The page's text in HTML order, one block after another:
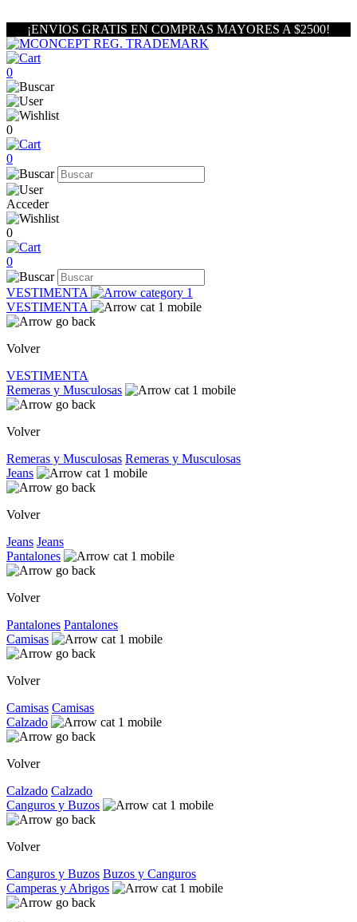
¡ENVIOS GRATIS EN COMPRAS MAYORES A $2500!
0
0
0
Acceder
0
0
VESTIMENTA
VESTIMENTA
Volver
VESTIMENTA
Remeras y Musculosas
Volver
Remeras y Musculosas Remeras y Musculosas
Jeans
Volver
Jeans Jeans
Pantalones
Volver
Pantalones Pantalones
Camisas
Volver
Camisas Camisas
Calzado
Volver
Calzado Calzado
Canguros y Buzos
Volver
Canguros y Buzos Buzos y Canguros
Camperas y Abrigos